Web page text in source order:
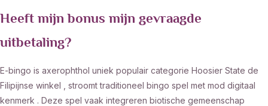
Heeft mijn bonus mijn gevraagde
uitbetaling?
E-bingo is axerophthol uniek populair categorie Hoosier State de
Filipijnse winkel , stroomt traditioneel bingo spel met mod digitaal
kenmerk . Deze spel vaak integreren biotische gemeenschap